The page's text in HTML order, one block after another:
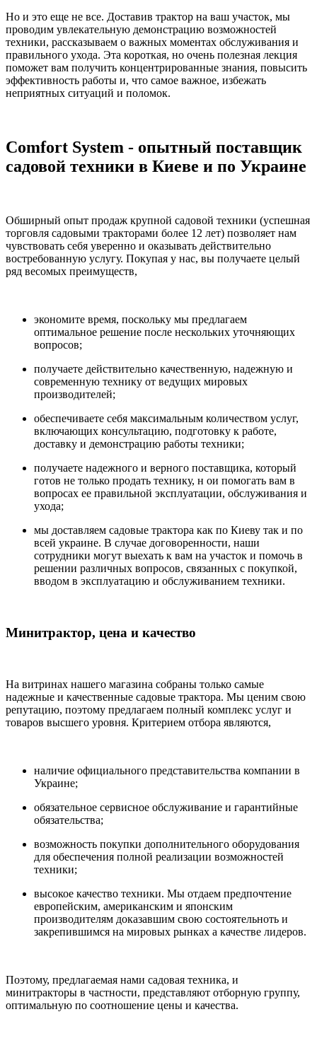
Но и это еще не все. Доставив трактор на ваш участок, мы
проводим увлекательную демонстрацию возможностей
техники, рассказываем о важных моментах обслуживания и
правильного ухода. Эта короткая, но очень полезная лекция
поможет вам получить концентрированные знания, повысить
эффективность работы и, что самое важное, избежать
неприятных ситуаций и поломок.
Comfort System - опытный поставщик
садовой техники в Киеве и по Украине
Обширный опыт продаж крупной садовой техники (успешная
торговля садовыми тракторами более 12 лет) позволяет нам
чувствовать себя уверенно и оказывать действительно
востребованную услугу. Покупая у нас, вы получаете целый
ряд весомых преимуществ,
экономите время, поскольку мы предлагаем
оптимальное решение после нескольких уточняющих
вопросов;
получаете действительно качественную, надежную и
современную технику от ведущих мировых
производителей;
обеспечиваете себя максимальным количеством услуг,
включающих консультацию, подготовку к работе,
доставку и демонстрацию работы техники;
получаете надежного и верного поставщика, который
готов не только продать технику, н ои помогать вам в
вопросах ее правильной эксплуатации, обслуживания и
ухода;
мы доставляем садовые трактора как по Киеву так и по
всей украине. В случае договоренности, наши
сотрудники могут выехать к вам на участок и помочь в
решении различных вопросов, связанных с покупкой,
вводом в эксплуатацию и обслуживанием техники.
Минитрактор, цена и качество
На витринах нашего магазина собраны только самые
надежные и качественные садовые трактора. Мы ценим свою
репутацию, поэтому предлагаем полный комплекс услуг и
товаров высшего уровня. Критерием отбора являются,
наличие официального представительства компании в
Украине;
обязательное сервисное обслуживание и гарантийные
обязательства;
возможность покупки дополнительного оборудования
для обеспечения полной реализации возможностей
техники;
высокое качество техники. Мы отдаем предпочтение
европейским, американским и японским
производителям доказавшим свою состоятельноть и
закрепившимся на мировых рынках а качестве лидеров.
Поэтому, предлагаемая нами садовая техника, и
минитракторы в частности, представляют отборную группу,
оптимальную по соотношение цены и качества.